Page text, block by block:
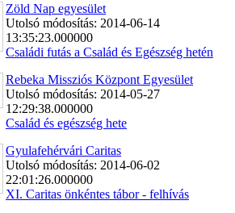
Zöld Nap egyesület
Utolsó módosítás: 2014-06-14
13:35:23.000000
Családi futás a Család és Egészség hetén
Rebeka Missziós Központ Egyesület
Utolsó módosítás: 2014-05-27
12:29:38.000000
Család és egészség hete
Gyulafehérvári Caritas
Utolsó módosítás: 2014-06-02
22:01:26.000000
XI. Caritas önkéntes tábor - felhívás